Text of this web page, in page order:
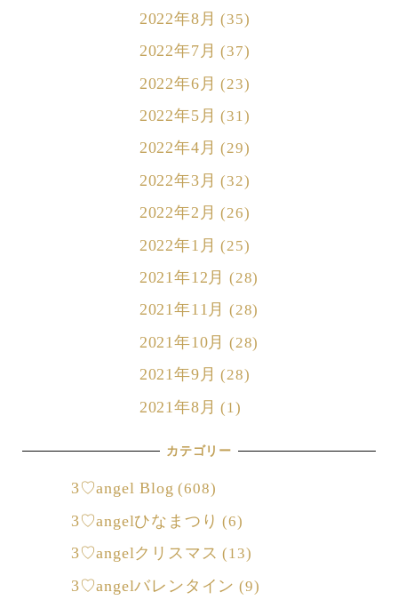
2022年8月 (35)
2022年7月 (37)
2022年6月 (23)
2022年5月 (31)
2022年4月 (29)
2022年3月 (32)
2022年2月 (26)
2022年1月 (25)
2021年12月 (28)
2021年11月 (28)
2021年10月 (28)
2021年9月 (28)
2021年8月 (1)
カテゴリー
3♡angel Blog (608)
3♡angelひなまつり (6)
3♡angelクリスマス (13)
3♡angelバレンタイン (9)